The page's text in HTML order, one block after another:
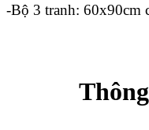
-Bộ 3 tranh: 60x90cm